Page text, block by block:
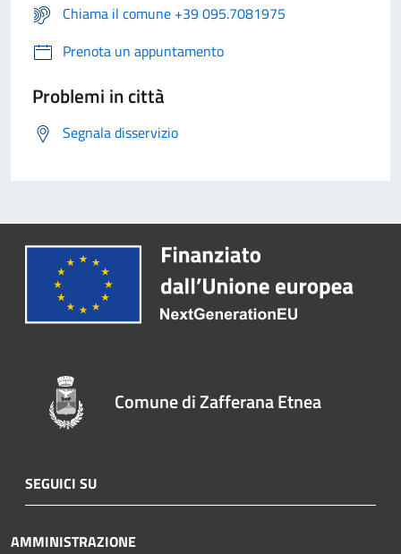
Chiama il comune +39 095.7081975
Prenota un appuntamento
Problemi in città
Segnala disservizio
Comune di Zafferana Etnea
SEGUICI SU
AMMINISTRAZIONE